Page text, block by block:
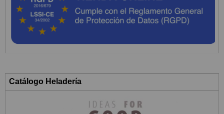
Catálogo Heladería